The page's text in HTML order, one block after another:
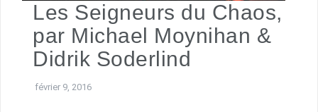
Les Seigneurs du Chaos,
par Michael Moynihan &
Didrik Soderlind
février 9, 2016